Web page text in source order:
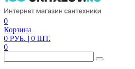
0
Корзина
0 РУБ. | 0 ШТ.
0